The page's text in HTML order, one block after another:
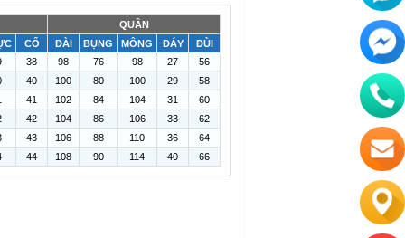
QUẦN
CỔ DÀI BỤNG MÔNG ĐÁY
ĐÙI
38 98 76 98 27
56
40 100 80 100 29
58
41 102 84 104 31
60
42 104 86 106 33
62
43 106 88 110 36
64
44 108 90 114 40 66